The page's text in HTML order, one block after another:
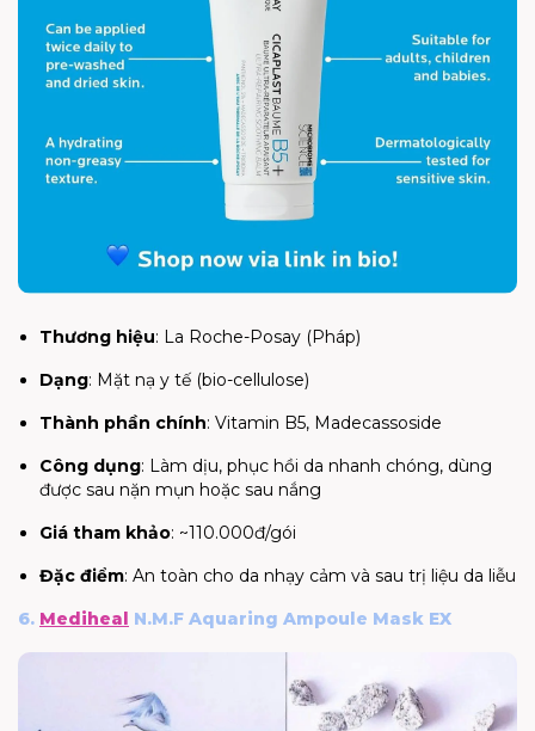
Thương hiệu: La Roche-Posay (Pháp)
Dạng: Mặt nạ y tế (bio-cellulose)
Thành phần chính: Vitamin B5, Madecassoside
Công dụng: Làm dịu, phục hồi da nhanh chóng, dùng
được sau nặn mụn hoặc sau nắng
Giá tham khảo: ~110.000đ/gói
Đặc điểm: An toàn cho da nhạy cảm và sau trị liệu da liễu
6. Mediheal N.M.F Aquaring Ampoule Mask EX